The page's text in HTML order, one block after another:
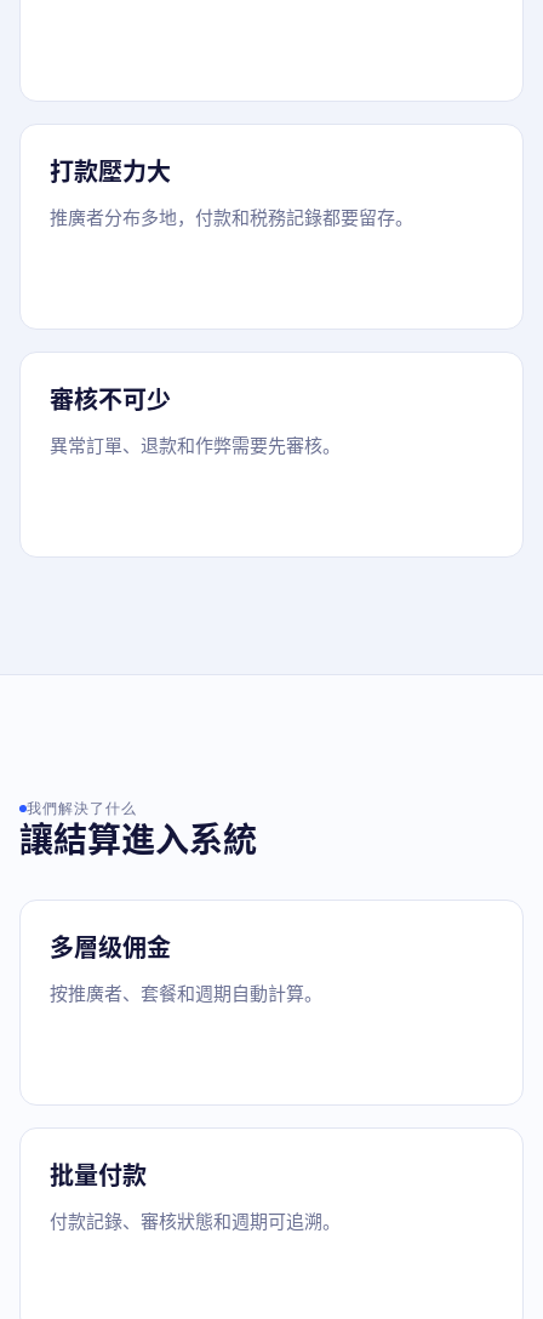
打款壓力大
推廣者分布多地，付款和税務記錄都要留存。
審核不可少
異常訂單、退款和作弊需要先審核。
我們解決了什么
讓結算進入系統
多層级佣金
按推廣者、套餐和週期自動計算。
批量付款
付款記錄、審核狀態和週期可追溯。